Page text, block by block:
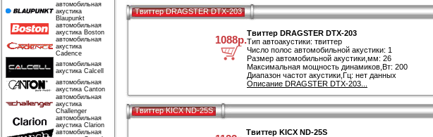
автомобильная
акустика
Blaupunkt
автомобильная
акустика Boston
автомобильная
акустика
Cadence
автомобильная
акустика Calcell
автомобильная
акустика Canton
автомобильная
акустика
Challenger
автомобильная
акустика Clarion
автомобильная
Твиттер DRAGSTER DTX-203
1088р.
Твиттер DRAGSTER DTX-203
Тип автоакустики: твиттер
Число полос автомобильной акустики: 1
Размер автомобильной акустики,мм: 26
Максимальная мощность динамиков,Вт: 200
Диапазон частот акустики,Гц: нет данных
Описание DRAGSTER DTX-203...
Твиттер KICX ND-25S
Твиттер KICX ND-25S